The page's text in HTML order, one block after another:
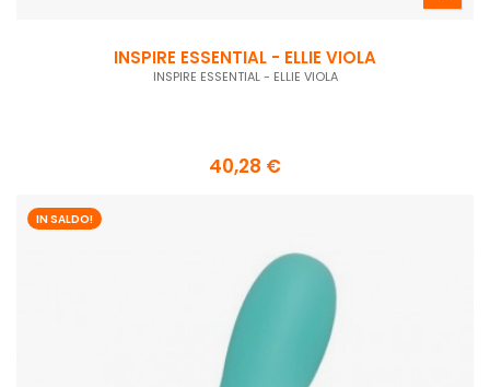
INSPIRE ESSENTIAL - ELLIE VIOLA
INSPIRE ESSENTIAL - ELLIE VIOLA
40,28 €
IN SALDO!